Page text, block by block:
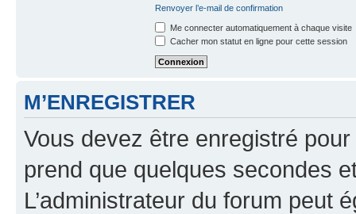
Renvoyer l’e-mail de confirmation
Me connecter automatiquement à chaque visite
Cacher mon statut en ligne pour cette session
M’ENREGISTRER
Vous devez être enregistré
prend que quelques secondes
L’administrateur du forum peut